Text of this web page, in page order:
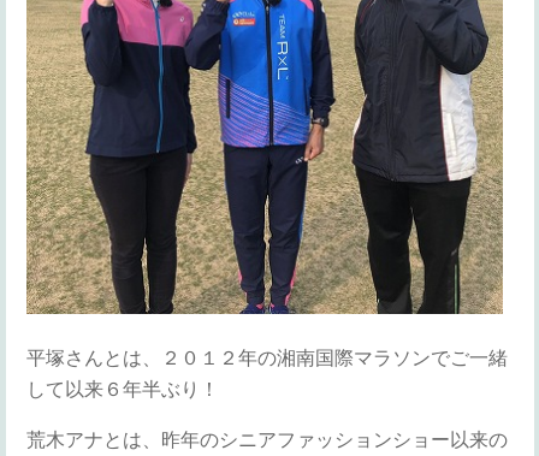
平塚さんとは、２０１２年の湘南国際マラソンでご一緒
して以来６年半ぶり！
荒木アナとは、昨年のシニアファッションショー以来の